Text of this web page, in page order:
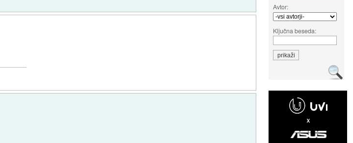
Avtor:
Ključna beseda: